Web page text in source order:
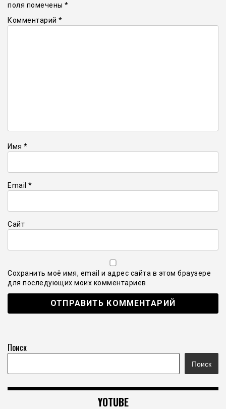
поля помечены *
Комментарий *
Имя *
Email *
Сайт
Сохранить моё имя, email и адрес сайта в этом браузере
для последующих моих комментариев.
Поиск
Поиск
YOTUBE